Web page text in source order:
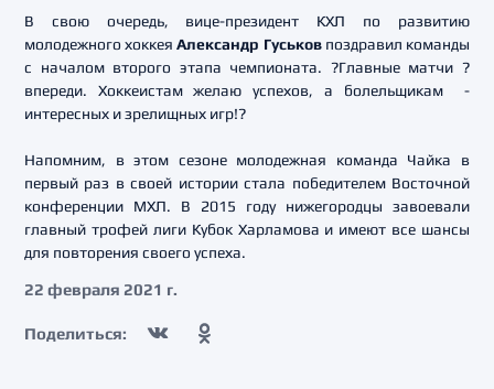
В свою очередь, вице-президент КХЛ по развитию
молодежного хоккеяАлександр Гуськов поздравил команды
с началом второго этапа чемпионата. ?Главные матчи ?
впереди. Хоккеистам желаю успехов, а болельщикам -
интересных и зрелищных игр!?
Напомним, в этом сезоне молодежная команда Чайка в
первый раз в своей истории стала победителем Восточной
конференции МХЛ. В 2015 году нижегородцы завоевали
главный трофей лиги Кубок Харламова и имеют все шансы
для повторения своего успеха.
22 февраля 2021 г.
Поделиться: